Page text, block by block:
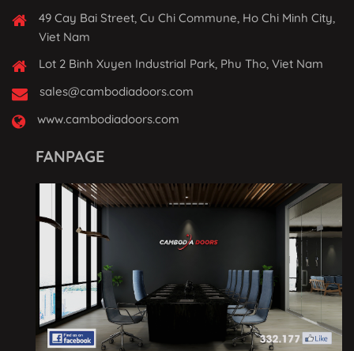
49 Cay Bai Street, Cu Chi Commune, Ho Chi Minh City,
Viet Nam
Lot 2 Binh Xuyen Industrial Park, Phu Tho, Viet Nam
sales@cambodiadoors.com
www.cambodiadoors.com
FANPAGE